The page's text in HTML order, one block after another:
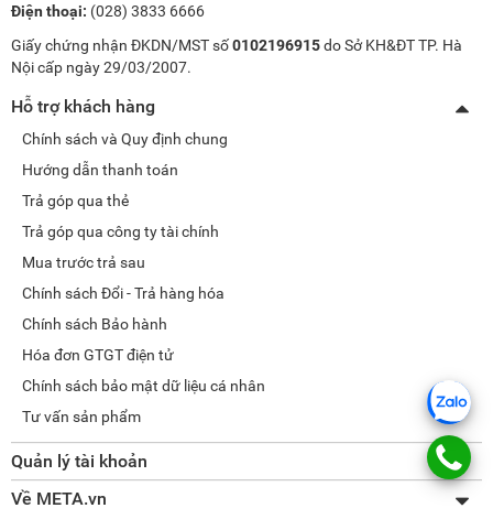
Điện thoại: (028) 3833 6666
Giấy chứng nhận ĐKDN/MST số0102196915do Sở KH&ĐT TP. Hà
Nội cấp ngày 29/03/2007.
Hỗ trợ khách hàng
Chính sách và Quy định chung
Hướng dẫn thanh toán
Trả góp qua thẻ
Trả góp qua công ty tài chính
Mua trước trả sau
Chính sách Đổi - Trả hàng hóa
Chính sách Bảo hành
Hóa đơn GTGT điện tử
Chính sách bảo mật dữ liệu cá nhân
Tư vấn sản phẩm
Quản lý tài khoản
Thay đổi thông tin
Về META.vn